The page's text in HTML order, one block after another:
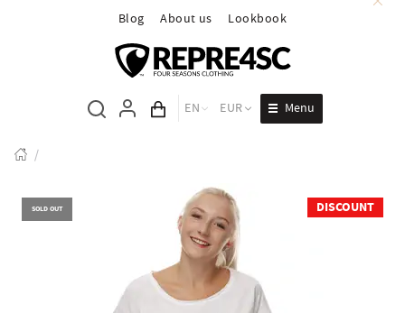
Blog About us Lookbook
Cart total
EN EUR Menu
/
SOLD OUT DISCOUNT